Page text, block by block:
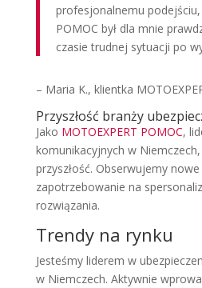
profesjonalnemu podejściu,
POMOC był dla mnie
czasie trudnej sytuacji po
– Maria K., klientka
Przyszłość branży
Jako MOTOEXPERT POMOC,
komunikacyjnych w
przyszłość. Obserwujemy
zapotrzebowanie na
rozwiązania.
Trendy na rynku
Jesteśmy liderem w
w Niemczech. Aktywnie